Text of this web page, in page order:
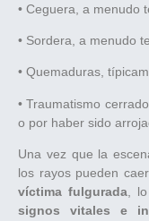
• Ceguera, a menudo
• Sordera, a menudo
• Quemaduras,
• Traumatismo
o por haber sido
Una vez que la
los rayos pueden
víctima fulgurada ,
signos vitales e